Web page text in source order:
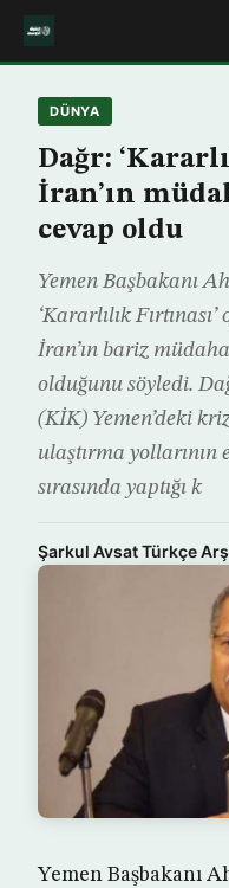
DÜNYA
Dağr:
İran’ın
cevap oldu
Yemen Başbakanı
‘Kararlılık
İran’ın bariz
olduğunu söyledi.
(KİK) Yemen’deki
ulaştırma yollarının
sırasında yaptığı k
Şarkul Avsat Türkçe
Yemen Başbakanı